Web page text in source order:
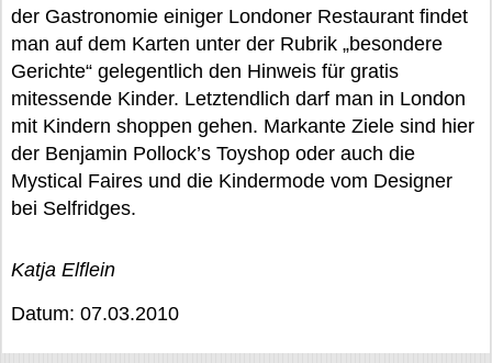
der Gastronomie einiger Londoner Restaurant findet
man auf dem Karten unter der Rubrik „besondere
Gerichte“ gelegentlich den Hinweis für gratis
mitessende Kinder. Letztendlich darf man in London
mit Kindern shoppen gehen. Markante Ziele sind hier
der Benjamin Pollock’s Toyshop oder auch die
Mystical Faires und die Kindermode vom Designer
bei Selfridges.
Katja Elflein
Datum: 07.03.2010